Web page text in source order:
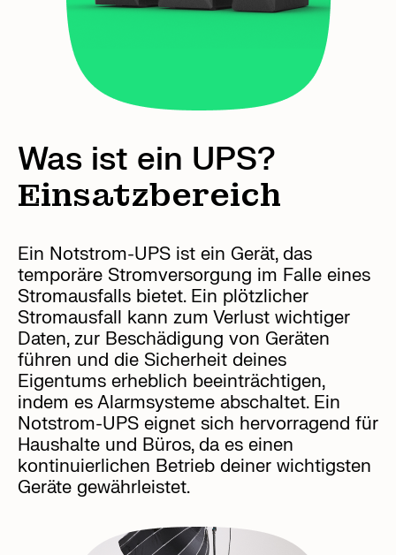
Was ist ein UPS?
Einsatzbereich
Ein Notstrom-UPS ist ein Gerät, das
temporäre Stromversorgung im Falle eines
Stromausfalls bietet. Ein plötzlicher
Stromausfall kann zum Verlust wichtiger
Daten, zur Beschädigung von Geräten
führen und die Sicherheit deines
Eigentums erheblich beeinträchtigen,
indem es Alarmsysteme abschaltet. Ein
Notstrom-UPS eignet sich hervorragend für
Haushalte und Büros, da es einen
kontinuierlichen Betrieb deiner wichtigsten
Geräte gewährleistet.